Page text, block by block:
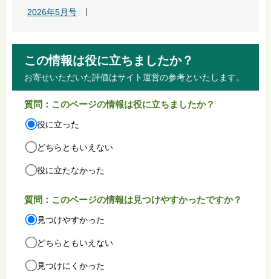
2026年5月号
この情報は役に立ちましたか？
お寄せいただいた評価はサイト運営の参考といたします。
質問：このページの情報は役に立ちましたか？
役に立った
どちらともいえない
役に立たなかった
質問：このページの情報は見つけやすかったですか？
見つけやすかった
どちらともいえない
見つけにくかった